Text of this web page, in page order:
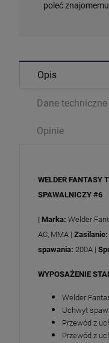
poleć znajomemu
Opis
Dane techniczne
Opinie
WELDER FANTASY
SPAWALNICZY #6
| Marka: Welder
AC, MMA | Zasilanie:
spawania: 200A |
WYPOSAŻENIE
Welder
Uchwyt
Przewód z
Przewód z